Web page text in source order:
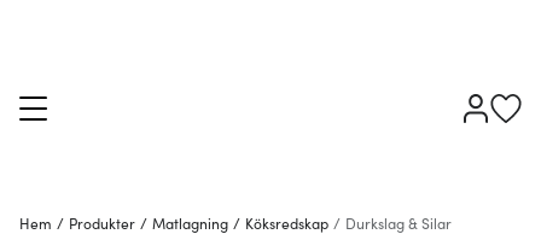
Hem / Produkter / Matlagning / Köksredskap / Durkslag & Silar